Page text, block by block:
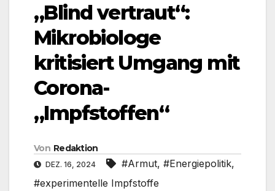
„Blind vertraut“:
Mikrobiologe
kritisiert Umgang mit
Corona-
„Impfstoffen“
Von Redaktion
DEZ. 16, 2024 #Armut, #Energiepolitik,
#experimentelle Impfstoffe